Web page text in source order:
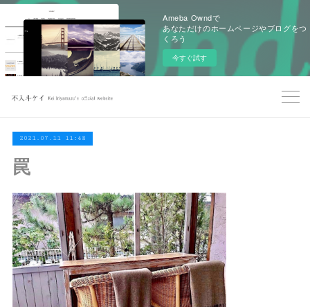
Ameba Owndで
あなただけのホームページやブログをつ
くろう
今すぐ試す
2021.07.11 11:48
罠